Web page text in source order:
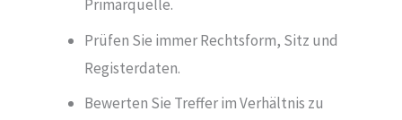
Primärquelle.
Prüfen Sie immer Rechtsform, Sitz und
Registerdaten.
Bewerten Sie Treffer im Verhältnis zu